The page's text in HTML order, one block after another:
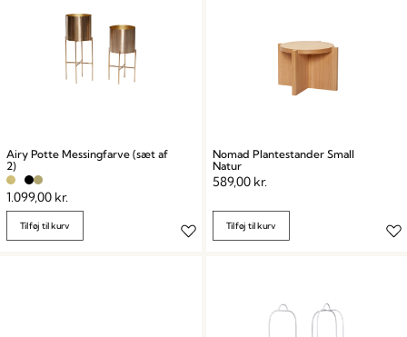
Airy Potte Messingfarve (sæt af
2)
1.099,00 kr.
Tilføj til kurv
Nomad Plantestander Small
Natur
589,00 kr.
Tilføj til kurv